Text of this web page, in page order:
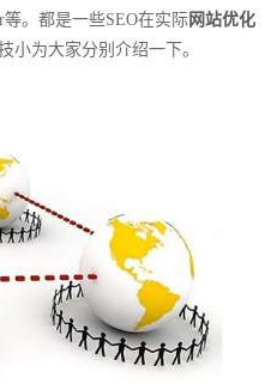
等。都是一些SEO在实际 网站优化
小为大家分别介绍一下。